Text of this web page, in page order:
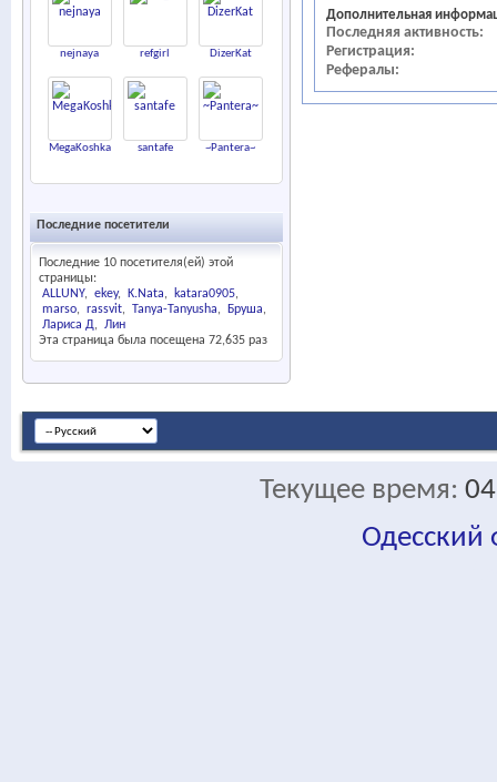
nejnaya refgirl DizerKat
MegaKoshka santafe ~Pantera~
Последние посетители
Последние 10 посетителя(ей) этой
страницы:
ALLUNY
ekey K.Nata
katara0905
marso
rassvit Tanya-Tanyusha
Бруша
Лариса Д
Лин
Эта страница была посещена 72,635 раз
Дополнительная
Последняя активность
Регистрация
Рефералы
Текущее время:
Одесский